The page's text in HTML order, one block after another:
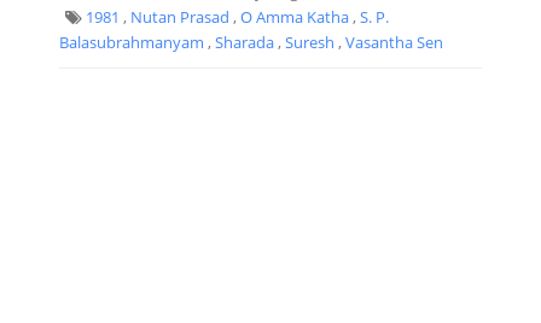
1981 , Nutan Prasad ,O Amma Katha,S. P.
Balasubrahmanyam ,Sharada,Suresh ,Vasantha Sen